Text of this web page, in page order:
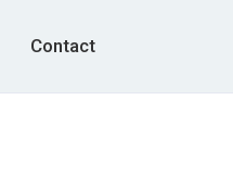
Contact